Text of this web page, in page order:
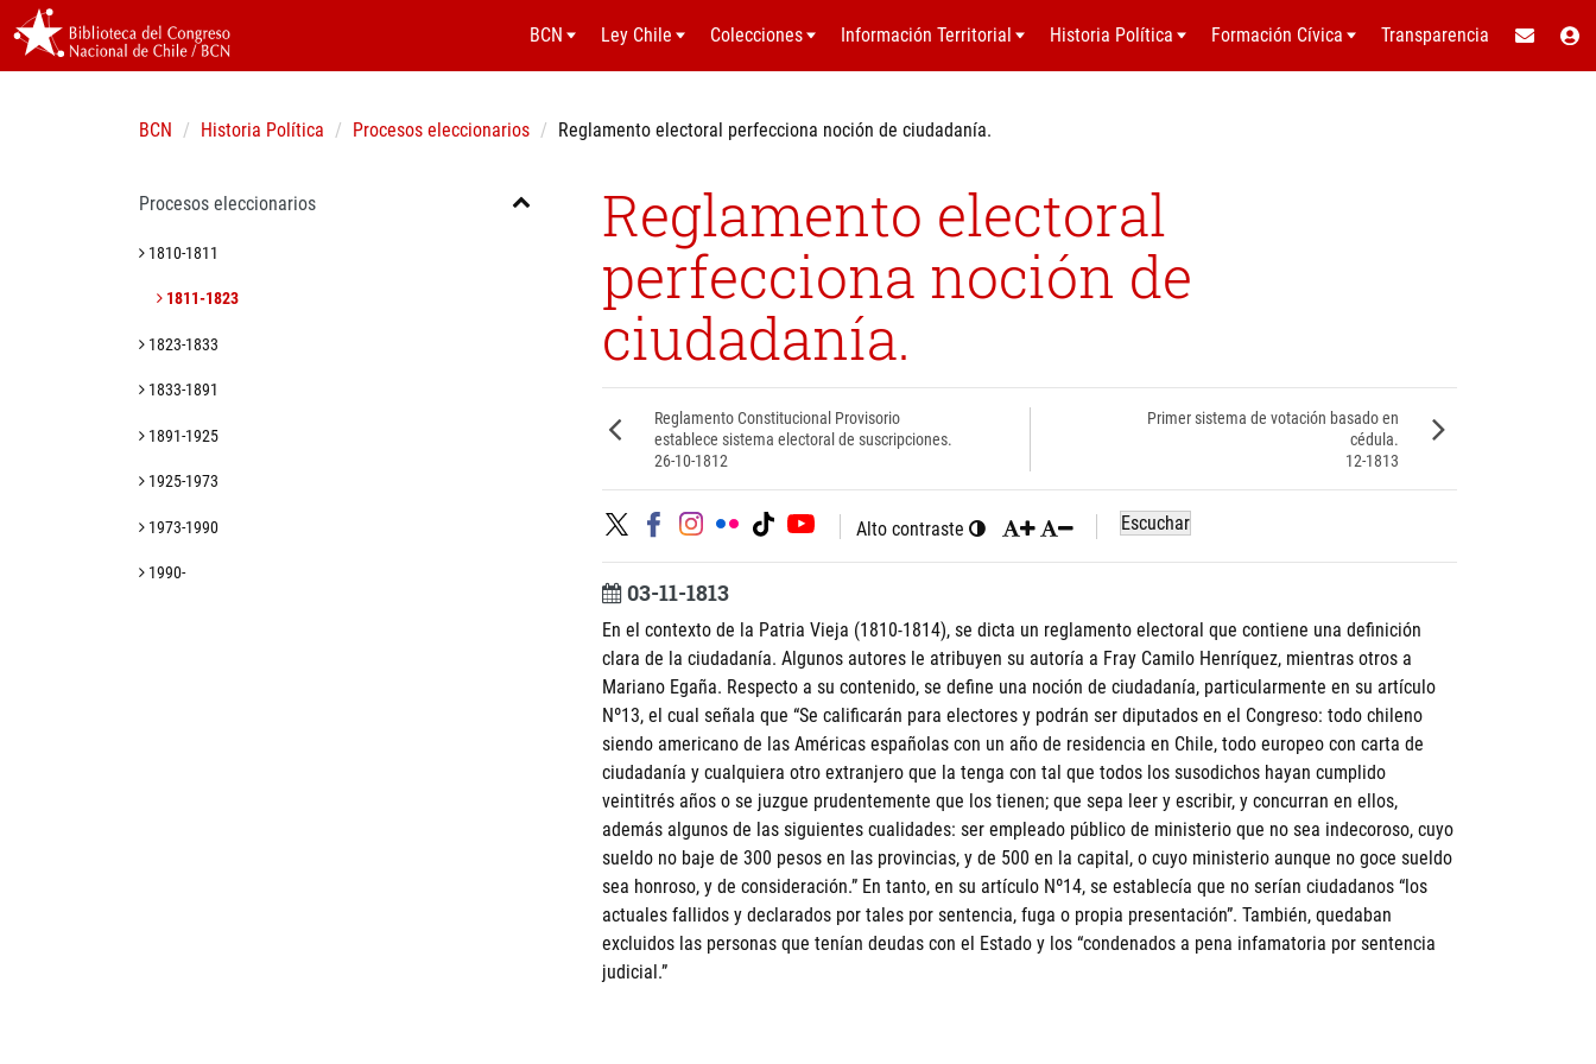
BCN Ley Chile Colecciones Información Territorial Historia Política Formación Cívica Transparencia
BCN Historia Política Procesos eleccionarios Reglamento electoral perfecciona noción de ciudadanía.
Procesos eleccionarios
1810-1811
1811-1823
1823-1833
1833-1891
1891-1925
1925-1973
1973-1990
1990-
Reglamento electoral
perfecciona noción de
ciudadanía.
Reglamento Constitucional Provisorio
establece sistema electoral de suscripciones.
26-10-1812
Primer sistema de votación basado en
cédula.
12-1813
Alto contraste Escuchar
03-11-1813
En el contexto de la Patria Vieja (1810-1814), se dicta un reglamento electoral que contiene una definición
clara de la ciudadanía. Algunos autores le atribuyen su autoría a Fray Camilo Henríquez, mientras otros a
Mariano Egaña. Respecto a su contenido, se define una noción de ciudadanía, particularmente en su artículo
Nº13, el cual señala que “Se calificarán para electores y podrán ser diputados en el Congreso: todo chileno
siendo americano de las Américas españolas con un año de residencia en Chile, todo europeo con carta de
ciudadanía y cualquiera otro extranjero que la tenga con tal que todos los susodichos hayan cumplido
veintitrés años o se juzgue prudentemente que los tienen; que sepa leer y escribir, y concurran en ellos,
además algunos de las siguientes cualidades: ser empleado público de ministerio que no sea indecoroso, cuyo
sueldo no baje de 300 pesos en las provincias, y de 500 en la capital, o cuyo ministerio aunque no goce sueldo
sea honroso, y de consideración.” En tanto, en su artículo Nº14, se establecía que no serían ciudadanos “los
actuales fallidos y declarados por tales por sentencia, fuga o propia presentación”. También, quedaban
excluidos las personas que tenían deudas con el Estado y los “condenados a pena infamatoria por sentencia
judicial.”